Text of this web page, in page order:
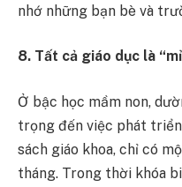
nhớ những bạn bè và
8. Tất cả giáo dục là
Ở bậc học mầm non,
trọng đến việc phát
sách giáo khoa, chỉ có
tháng. Trong thời khóa